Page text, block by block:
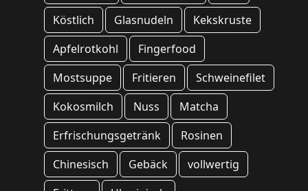
Köstlich
Glasnudeln
Kekskruste
Apfelrotkohl
Fingerfood
Mostsuppe
Fritieren
Schweinefilet
Kokosmilch
Nuss
Matcha
Erfrischungsgetränk
Rosinen
Chinesisch
Gebäck
vollwertig